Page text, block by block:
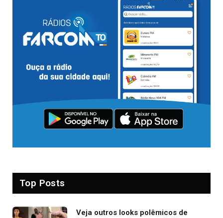
Top Posts
Veja outros looks polêmicos de